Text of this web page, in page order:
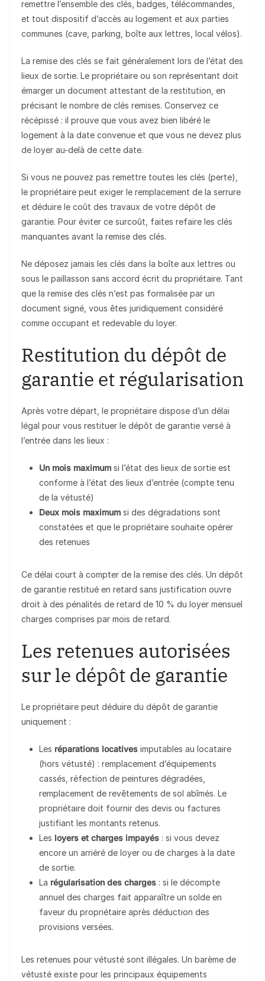
remettre l’ensemble des clés, badges, télécommandes,
et tout dispositif d’accès au logement et aux parties
communes (cave, parking, boîte aux lettres, local vélos).
La remise des clés se fait généralement lors de l’état des
lieux de sortie. Le propriétaire ou son représentant doit
émarger un document attestant de la restitution, en
précisant le nombre de clés remises. Conservez ce
récépissé : il prouve que vous avez bien libéré le
logement à la date convenue et que vous ne devez plus
de loyer au-delà de cette date.
Si vous ne pouvez pas remettre toutes les clés (perte),
le propriétaire peut exiger le remplacement de la serrure
et déduire le coût des travaux de votre dépôt de
garantie. Pour éviter ce surcoût, faites refaire les clés
manquantes avant la remise des clés.
Ne déposez jamais les clés dans la boîte aux lettres ou
sous le paillasson sans accord écrit du propriétaire. Tant
que la remise des clés n’est pas formalisée par un
document signé, vous êtes juridiquement considéré
comme occupant et redevable du loyer.
Restitution du dépôt de
garantie et régularisation
Après votre départ, le propriétaire dispose d’un délai
légal pour vous restituer le dépôt de garantie versé à
l’entrée dans les lieux :
Un mois maximum si l’état des lieux de sortie est
conforme à l’état des lieux d’entrée (compte tenu
de la vétusté)
Deux mois maximum si des dégradations sont
constatées et que le propriétaire souhaite opérer
des retenues
Ce délai court à compter de la remise des clés. Un dépôt
de garantie restitué en retard sans justification ouvre
droit à des pénalités de retard de 10 % du loyer mensuel
charges comprises par mois de retard.
Les retenues autorisées
sur le dépôt de garantie
Le propriétaire peut déduire du dépôt de garantie
uniquement :
Les réparations locatives imputables au locataire
(hors vétusté) : remplacement d’équipements
cassés, réfection de peintures dégradées,
remplacement de revêtements de sol abîmés. Le
propriétaire doit fournir des devis ou factures
justifiant les montants retenus.
Les loyers et charges impayés : si vous devez
encore un arriéré de loyer ou de charges à la date
de sortie.
La régularisation des charges : si le décompte
annuel des charges fait apparaître un solde en
faveur du propriétaire après déduction des
provisions versées.
Les retenues pour vétusté sont illégales. Un barème de
vétusté existe pour les principaux équipements